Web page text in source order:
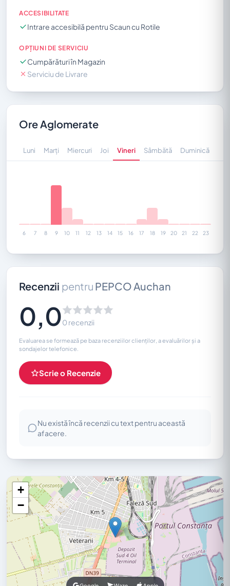
ACCESIBILITATE
Intrare accesibilă pentru Scaun cu Rotile
OPȚIUNI DE SERVICIU
Cumpărături în Magazin
Serviciu de Livrare
Ore Aglomerate
Luni Marți Miercuri Joi Vineri Sâmbătă Duminică
6 7 8 9 10 11 12 13 14 15 16 17 18 19 20 21 22 23
Recenzii pentru PEPCO Auchan
0,00 recenzii
Evaluarea se formează pe baza recenziilor clienților, a evaluărilor și a
sondajelor telefonice.
Scrie o Recenzie
Nu există încă recenzii cu text pentru această
afacere.
+
−